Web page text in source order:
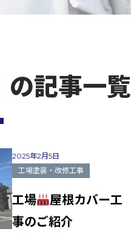
の記事一覧
2025年2月5日
工場塗装・改修工事
工場
屋根カバー工
事のご紹介